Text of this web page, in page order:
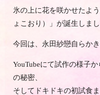
氷の上に花を咲かせたよ
ょこおり）」が誕生しまし
今回は、永田紗戀自らか
YouTubeにて試作の様子
の秘密、
そしてドキドキの初試食